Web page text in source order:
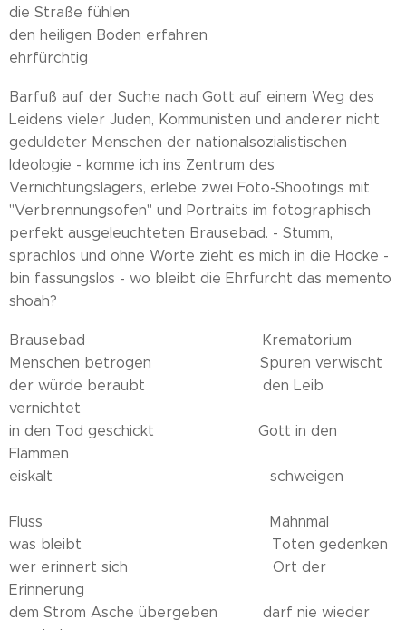
die Straße fühlen
den heiligen Boden erfahren
ehrfürchtig
Barfuß auf der Suche nach Gott auf einem Weg des
Leidens vieler Juden, Kommunisten und anderer nicht
geduldeter Menschen der nationalsozialistischen
Ideologie - komme ich ins Zentrum des
Vernichtungslagers, erlebe zwei Foto-Shootings mit
"Verbrennungsofen" und Portraits im fotographisch
perfekt ausgeleuchteten Brausebad. - Stumm,
sprachlos und ohne Worte zieht es mich in die Hocke -
bin fassungslos - wo bleibt die Ehrfurcht das memento
shoah?
Brausebad Krematorium
Menschen betrogen Spuren verwischt
der würde beraubt den Leib
vernichtet
in den Tod geschickt Gott in den
Flammen
eiskalt schweigen
Fluss Mahnmal
was bleibt Toten gedenken
wer erinnert sich Ort der
Erinnerung
dem Strom Asche übergeben darf nie wieder